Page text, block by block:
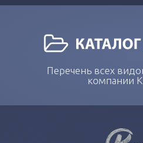
Перечень всех
компании